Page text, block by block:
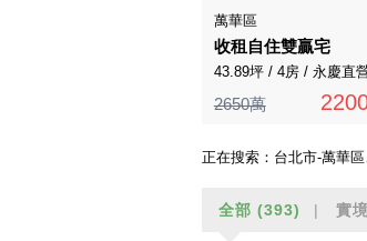
萬華區
收租自住雙贏宅
43.89坪 / 4房 / 永慶直
2650萬
正在搜索： 台北市-萬華
全部 (393) 實